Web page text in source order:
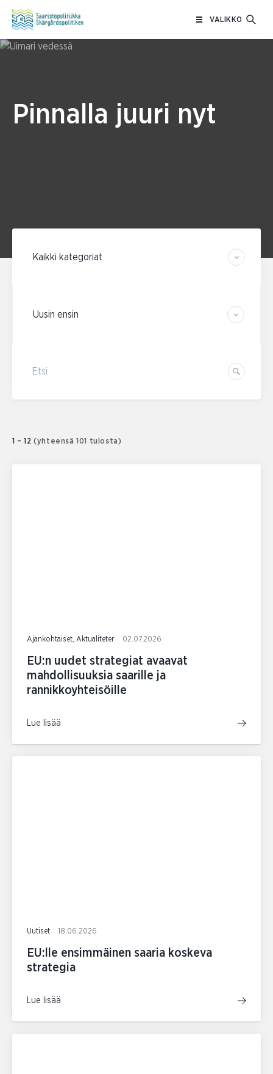
VALIKKO
Pinnalla juuri nyt
Etsi
1 – 12 (yhteensä 101 tulosta)
Ajankohtaiset, Aktualiteter 02.07.2026
EU:n uudet strategiat avaavat
mahdollisuuksia saarille ja
rannikkoyhteisöille
Lue lisää
Uutiset 18.06.2026
EU:lle ensimmäinen saaria koskeva
strategia
Lue lisää